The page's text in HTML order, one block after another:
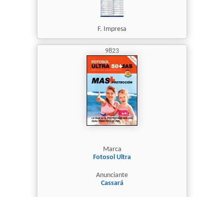
F. Impresa
9823
Marca
Fotosol Ultra
Anunciante
Cassará